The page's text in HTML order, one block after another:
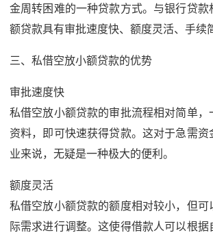
金周转困难的一种贷款方式。与银行贷款
额贷款具有审批速度快、额度灵活、手续
三、私借空放小额贷款的优势
审批速度快
私借空放小额贷款的审批流程相对简单，
资料，即可快速获得贷款。这对于急需资
业来说，无疑是一种极大的便利。
额度灵活
私借空放小额贷款的额度相对较小，但可
际需求进行调整。这使得借款人可以根据